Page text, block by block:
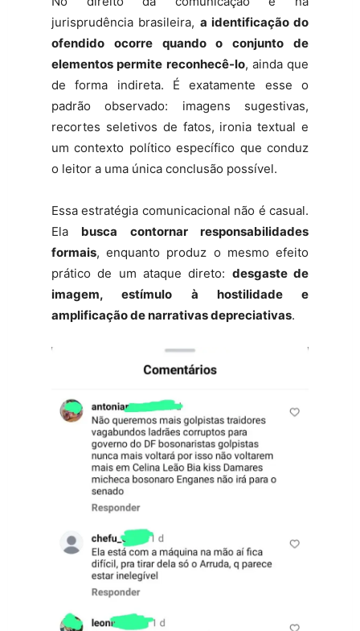
jurisprudência brasileira, a identificação do
ofendido ocorre quando o conjunto de
elementos permite reconhecê-lo, ainda que
de forma indireta. É exatamente esse o
padrão observado: imagens sugestivas,
recortes seletivos de fatos, ironia textual e
um contexto político específico que conduz
o leitor a uma única conclusão possível.
Essa estratégia comunicacional não é casual.
Ela busca contornar responsabilidades
formais, enquanto produz o mesmo efeito
prático de um ataque direto: desgaste de
imagem, estímulo à hostilidade e
amplificação de narrativas depreciativas.